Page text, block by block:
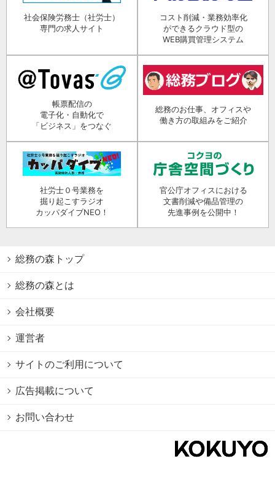
社会保険労務士（社労士）
専門の求人サイト
コスト削減・業務効率化
ができるクラウド型の
WEB購買管理システム
帳票配信の
電子化・自動化で
「ビジネス」をつなぐ
総務のお仕事、オフィスや
働き方の取組みをご紹介
社労士０号業務を
掘り起こすラジオ
カッパダイブNEO！
官公庁オフィスにおける
文書削減や備品管理の
先進事例を公開中！
総務の森トップ
総務の森とは
会社概要
運営者
サイトのご利用について
広告掲載について
お問い合わせ